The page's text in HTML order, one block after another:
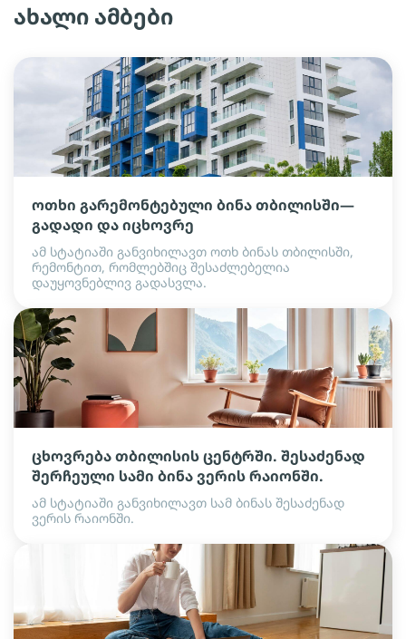
ახალი ამბები
ოთხი გარემონტებული ბინა თბილისში—
გადადი და იცხოვრე
ამ სტატიაში განვიხილავთ ოთხ ბინას თბილისში,
რემონტით, რომლებშიც შესაძლებელია
დაუყოვნებლივ გადასვლა.
ცხოვრება თბილისის ცენტრში. შესაძენად
შერჩეული სამი ბინა ვერის რაიონში.
ამ სტატიაში განვიხილავთ სამ ბინას შესაძენად
ვერის რაიონში.